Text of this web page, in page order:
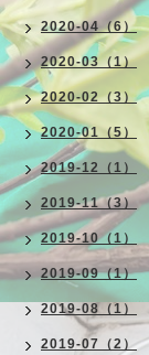
2020-04（6）
2020-03（1）
2020-02（3）
2020-01（5）
2019-12（1）
2019-11（3）
2019-10（1）
2019-09（1）
2019-08（1）
2019-07（2）